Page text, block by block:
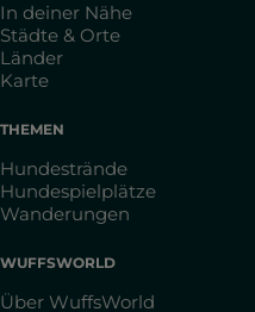
In deiner Nähe
Städte & Orte
Länder
Karte
THEMEN
Hundestrände
Hundespielplätze
Wanderungen
WUFFSWORLD
Über WuffsWorld